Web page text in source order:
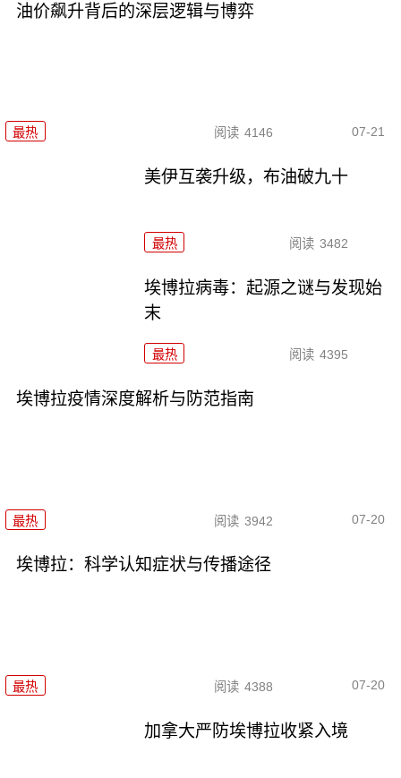
油价飙升背后的深层逻辑与博弈
最热 阅读 4146 07-21
美伊互袭升级，布油破九十
最热 阅读 3482
埃博拉病毒：起源之谜与发现始
末
最热 阅读 4395
埃博拉疫情深度解析与防范指南
最热 阅读 3942 07-20
埃博拉：科学认知症状与传播途径
最热 阅读 4388 07-20
加拿大严防埃博拉收紧入境